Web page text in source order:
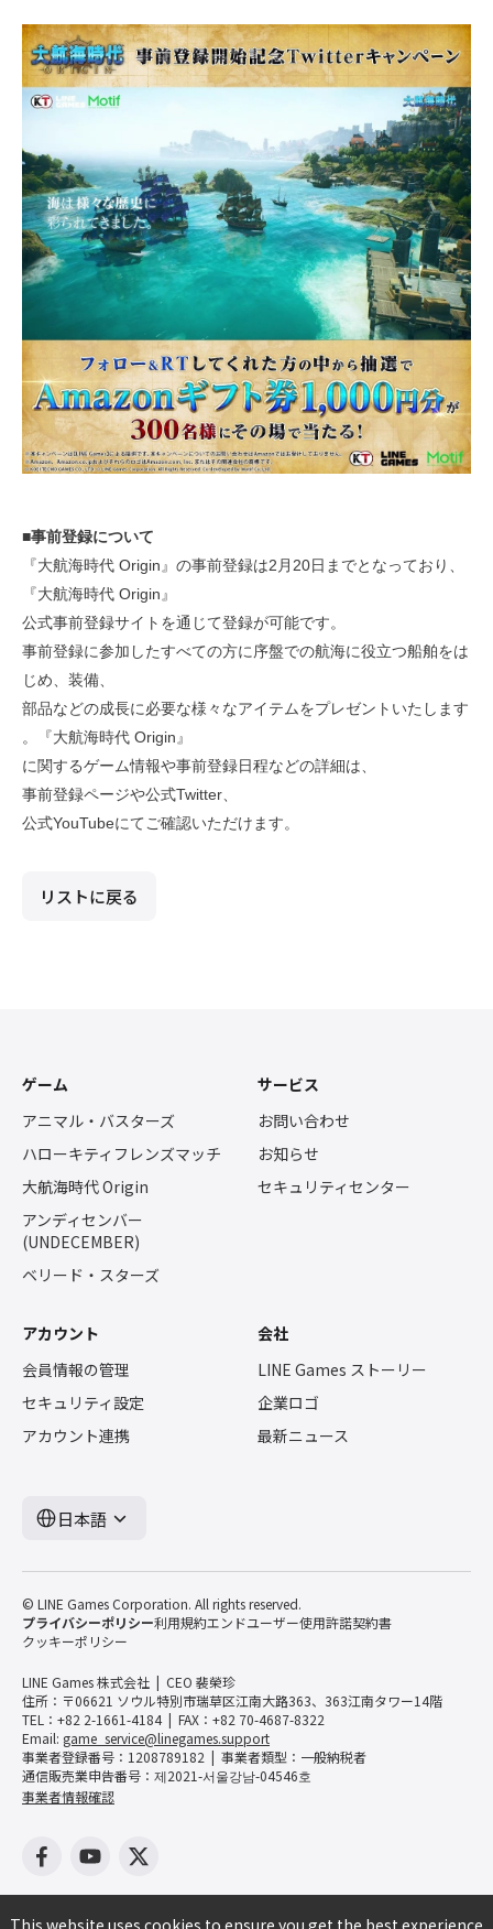
■事前登録について
『大航海時代 Origin』の事前登録は2月20日までとなっており、
『大航海時代 Origin』
公式事前登録サイトを通じて登録が可能です。
事前登録に参加したすべての方に序盤での航海に役立つ船舶をは
じめ、装備、
部品などの成長に必要な様々なアイテムをプレゼントいたします
。『大航海時代 Origin』
に関するゲーム情報や事前登録日程などの詳細は、
事前登録ページや公式Twitter、
公式YouTubeにてご確認いただけます。
リストに戻る
ゲーム
アニマル・バスターズ
ハローキティフレンズマッチ
大航海時代 Origin
アンディセンバー
(UNDECEMBER)
ベリード・スターズ
サービス
お問い合わせ
お知らせ
セキュリティセンター
アカウント
会員情報の管理
セキュリティ設定
アカウント連携
会社
LINE Games ストーリー
企業ロゴ
最新ニュース
日本語
© LINE Games Corporation. All rights reserved.
プライバシーポリシー利用規約エンドユーザー使用許諾契約書
クッキーポリシー
LINE Games 株式会社
CEO 裴榮珍
住所：〒06621 ソウル特別市瑞草区江南大路363、363江南タワー14階
TEL：+82 2-1661-4184
FAX：+82 70-4687-8322
Email: game_service@linegames.support
事業者登録番号：1208789182
事業者類型：一般納税者
通信販売業申告番号：제2021-서울강남-04546호
事業者情報確認
This website uses cookies to ensure you get the best experience